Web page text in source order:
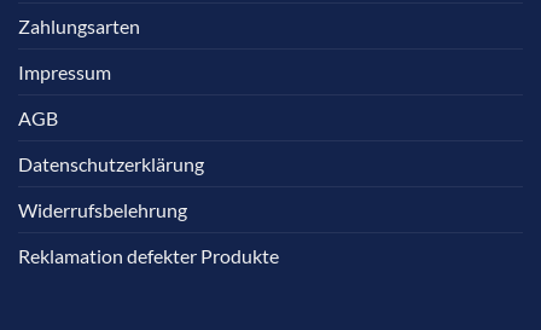
Zahlungsarten
Impressum
AGB
Datenschutzerklärung
Widerrufsbelehrung
Reklamation defekter Produkte